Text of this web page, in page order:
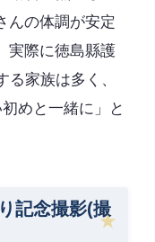
んの体調が安定
実際に徳島縣護
家族は多く、
めと一緒に」と
記念撮影(撮